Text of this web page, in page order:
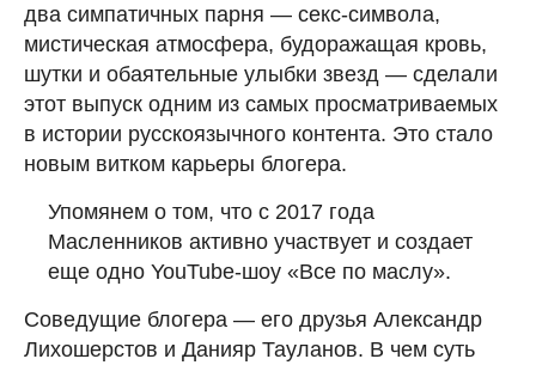
два симпатичных парня — секс-символа,
мистическая атмосфера, будоражащая кровь,
шутки и обаятельные улыбки звезд — сделали
этот выпуск одним из самых просматриваемых
в истории русскоязычного контента. Это стало
новым витком карьеры блогера.
Упомянем о том, что с 2017 года
Масленников активно участвует и создает
еще одно YouTube-шоу «Все по маслу».
Соведущие блогера — его друзья Александр
Лихошерстов и Данияр Тауланов. В чем суть